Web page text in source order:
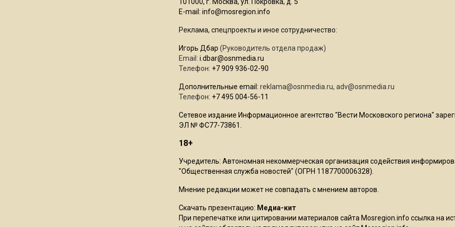
E-mail: info@mosregion.info
Реклама, спецпроекты и иное сотрудничество:
Игорь Дбар (Руководитель отдела продаж)
Email: i.dbar@osnmedia.ru
Телефон: +7 909 936-02-90
Дополнительные email: reklama@osnmedia.ru, adv@osnmedia.ru
Телефон: +7 495 004-56-11
Сетевое издание Информационное агентство "Вести Московского региона"
ЭЛ № ФС77-73861.
18+
Учредитель: Автономная некоммерческая организация содействия
"Общественная служба новостей" (ОГРН 1187700006328).
Мнение редакции может не совпадать с мнением авторов.
Скачать презентацию: Медиа-кит
При перепечатке или цитировании материалов сайта Mosregion.info ссылка на